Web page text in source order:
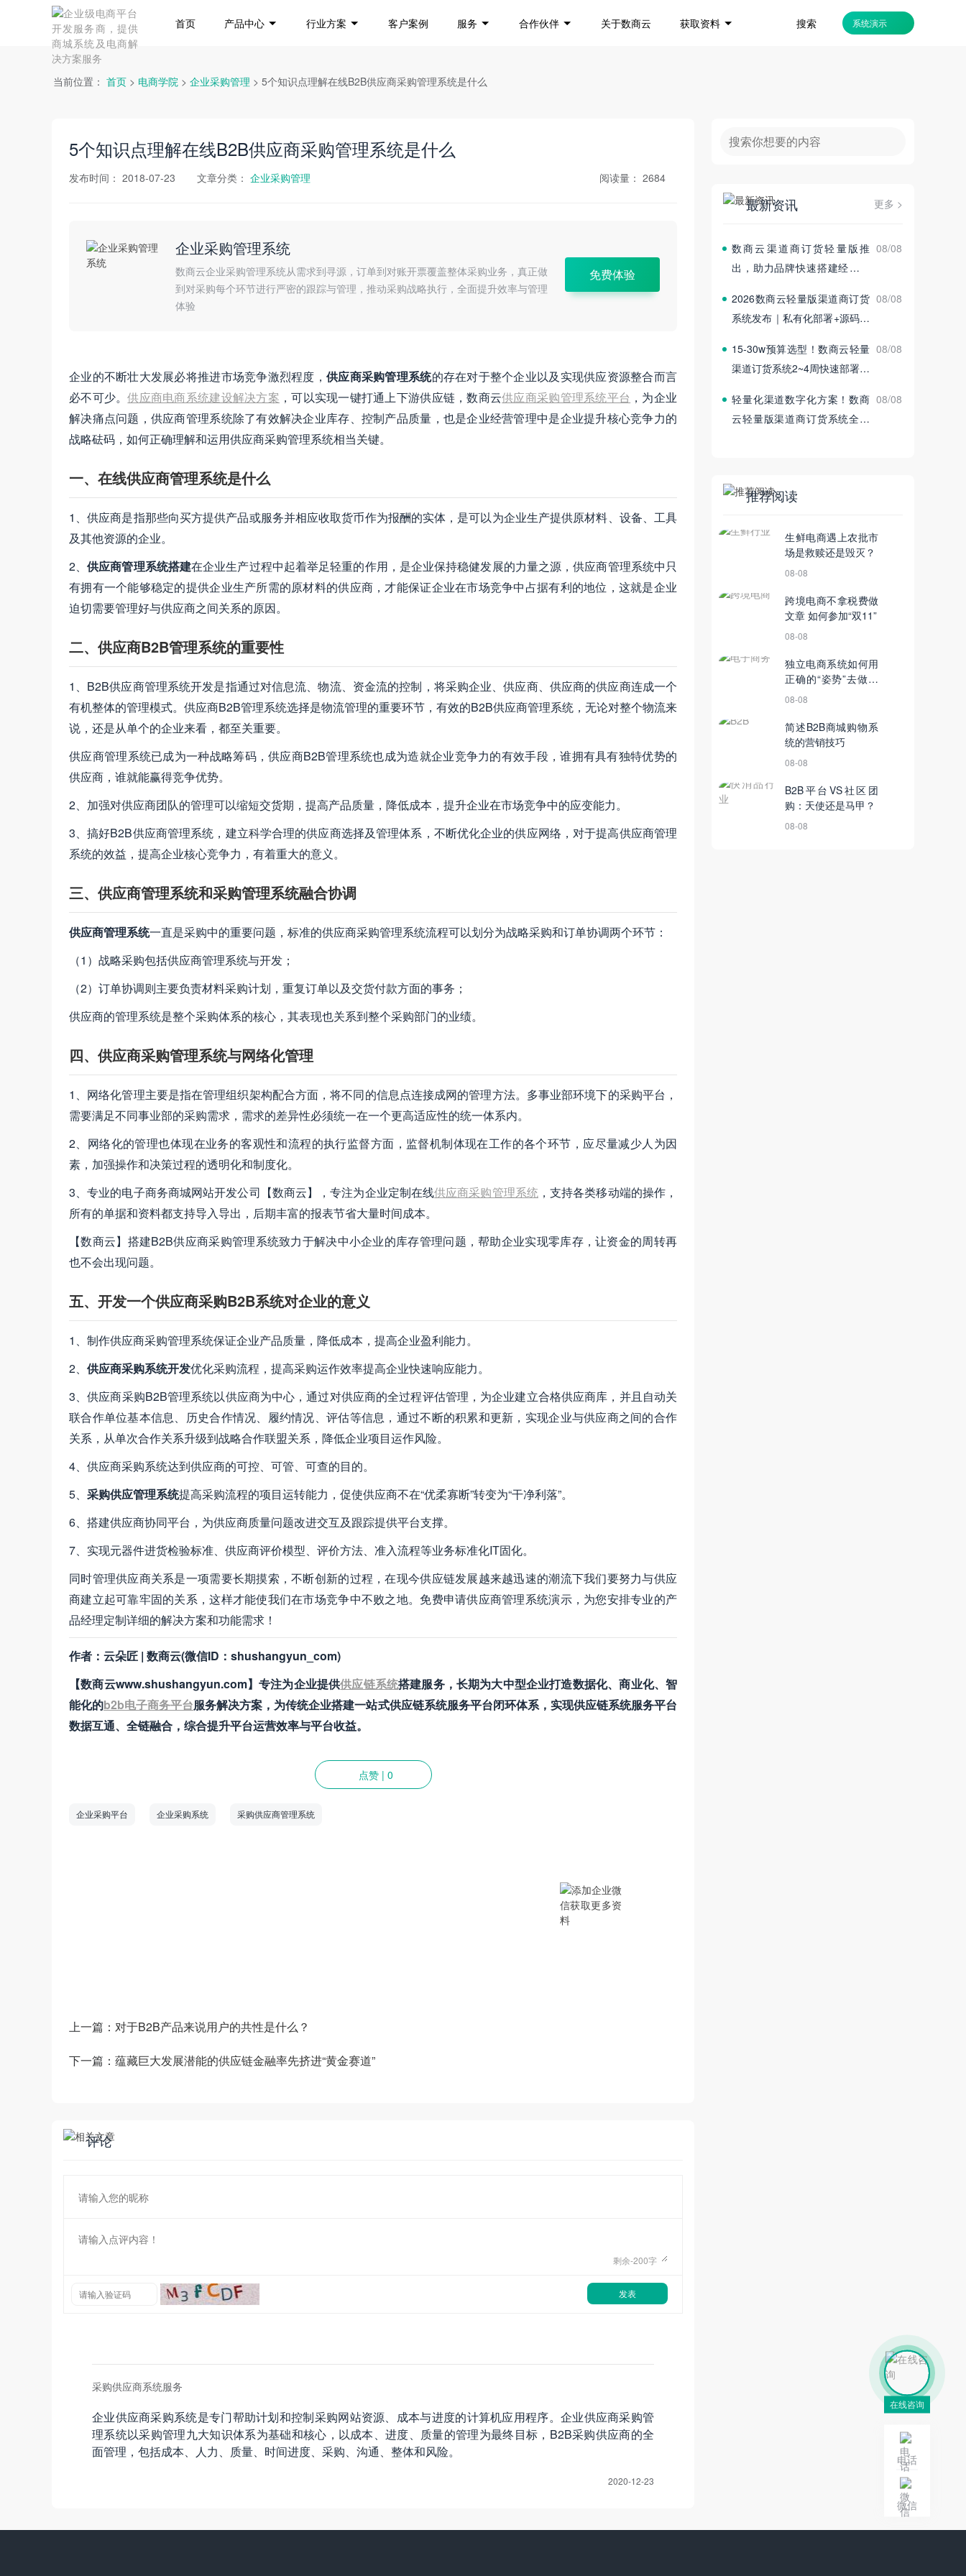
首页 产品中心 行业方案 客户案例 服务 合作伙伴 关于数商云 获取资料 搜索 系统演示
当前位置： 首页 > 电商学院 > 企业采购管理 > 5个知识点理解在线B2B供应商采购管理系统是什么
5个知识点理解在线B2B供应商采购管理系统是什么
发布时间： 2018-07-23 文章分类： 企业采购管理 阅读量： 2684
企业采购管理系统
数商云企业采购管理系统从需求到寻源，订单到对账开票覆盖整体采购业务，真正做
到对采购每个环节进行严密的跟踪与管理，推动采购战略执行，全面提升效率与管理
体验
免费体验
企业的不断壮大发展必将推进市场竞争激烈程度，供应商采购管理系统的存在对于整个企业以及实现供应资源整合而言
必不可少。供应商电商系统建设解决方案 ，可以实现一键打通上下游供应链，数商云供应商采购管理系统平台 ，为企业
解决痛点问题，供应商管理系统除了有效解决企业库存、控制产品质量，也是企业经营管理中是企业提升核心竞争力的
战略砝码，如何正确理解和运用供应商采购管理系统相当关键。
一、在线供应商管理系统是什么
1、供应商是指那些向买方提供产品或服务并相应收取货币作为报酬的实体，是可以为企业生产提供原材料、设备、工具
及其他资源的企业。
2、供应商管理系统搭建在企业生产过程中起着举足轻重的作用，是企业保持稳健发展的力量之源，供应商管理系统中只
有拥有一个能够稳定的提供企业生产所需的原材料的供应商，才能保证企业在市场竞争中占据有利的地位，这就是企业
迫切需要管理好与供应商之间关系的原因。
二、供应商B2B管理系统的重要性
1、B2B供应商管理系统开发是指通过对信息流、物流、资金流的控制，将采购企业、供应商、供应商的供应商连成一个
有机整体的管理模式。供应商B2B管理系统选择是物流管理的重要环节，有效的B2B供应商管理系统，无论对整个物流来
说，还是从单个的企业来看，都至关重要。
供应商管理系统已成为一种战略筹码，供应商B2B管理系统也成为造就企业竞争力的有效手段，谁拥有具有独特优势的
供应商，谁就能赢得竞争优势。
2、加强对供应商团队的管理可以缩短交货期，提高产品质量，降低成本，提升企业在市场竞争中的应变能力。
3、搞好B2B供应商管理系统，建立科学合理的供应商选择及管理体系，不断优化企业的供应网络，对于提高供应商管理
系统的效益，提高企业核心竞争力，有着重大的意义。
三、供应商管理系统和采购管理系统融合协调
供应商管理系统一直是采购中的重要问题，标准的供应商采购管理系统流程可以划分为战略采购和订单协调两个环节：
（1）战略采购包括供应商管理系统与开发；
（2）订单协调则主要负责材料采购计划，重复订单以及交货付款方面的事务；
供应商的管理系统是整个采购体系的核心，其表现也关系到整个采购部门的业绩。
四、供应商采购管理系统与网络化管理
1、网络化管理主要是指在管理组织架构配合方面，将不同的信息点连接成网的管理方法。多事业部环境下的采购平台，
需要满足不同事业部的采购需求，需求的差异性必须统一在一个更高适应性的统一体系内。
2、网络化的管理也体现在业务的客观性和流程的执行监督方面，监督机制体现在工作的各个环节，应尽量减少人为因
素，加强操作和决策过程的透明化和制度化。
3、专业的电子商务商城网站开发公司【数商云】，专注为企业定制在线供应商采购管理系统，支持各类移动端的操作，
所有的单据和资料都支持导入导出，后期丰富的报表节省大量时间成本。
【数商云】搭建B2B供应商采购管理系统致力于解决中小企业的库存管理问题，帮助企业实现零库存，让资金的周转再
也不会出现问题。
五、开发一个供应商采购B2B系统对企业的意义
1、制作供应商采购管理系统保证企业产品质量，降低成本，提高企业盈利能力。
2、 供应商采购系统开发优化采购流程，提高采购运作效率提高企业快速响应能力。
3、供应商采购B2B管理系统以供应商为中心，通过对供应商的全过程评估管理，为企业建立合格供应商库，并且自动关
联合作单位基本信息、历史合作情况、履约情况、评估等信息，通过不断的积累和更新，实现企业与供应商之间的合作
关系，从单次合作关系升级到战略合作联盟关系，降低企业项目运作风险。
4、供应商采购系统达到供应商的可控、可管、可查的目的。
5、 采购供应管理系统提高采购流程的项目运转能力，促使供应商不在“优柔寡断”转变为“干净利落”。
6、搭建供应商协同平台，为供应商质量问题改进交互及跟踪提供平台支撑。
7、实现元器件进货检验标准、供应商评价模型、评价方法、准入流程等业务标准化IT固化。
同时管理供应商关系是一项需要长期摸索，不断创新的过程，在现今供应链发展越来越迅速的潮流下我们要努力与供应
商建立起可靠牢固的关系，这样才能使我们在市场竞争中不败之地。免费申请供应商管理系统演示，为您安排专业的产
品经理定制详细的解决方案和功能需求！
作者：云朵匠 | 数商云(微信ID：shushangyun_com)
【数商云www.shushangyun.com】专注为企业提供供应链系统搭建服务，长期为大中型企业打造数据化、商业化、智
能化的b2b电子商务平台服务解决方案，为传统企业搭建一站式供应链系统服务平台闭环体系，实现供应链系统服务平台
数据互通、全链融合，综合提升平台运营效率与平台收益。
点赞 | 0
企业采购平台 企业采购系统 采购供应商管理系统
上一篇： 对于B2B产品来说用户的共性是什么？
下一篇： 蕴藏巨大发展潜能的供应链金融率先挤进“黄金赛道”
评论
剩余-200字
发表
采购供应商系统服务
企业供应商采购系统是专门帮助计划和控制采购网站资源、成本与进度的计算机应用程序。企业供应商采购管
理系统以采购管理九大知识体系为基础和核心，以成本、进度、质量的管理为最终目标，B2B采购供应商的全
面管理，包括成本、人力、质量、时间进度、采购、沟通、整体和风险。
2020-12-23
最新资讯 更多 >
数商云渠道商订货轻量版推
出，助力品牌快速搭建经销商
08/08
2026数商云轻量版渠道商订货
系统发布｜私有化部署+源码交
08/08
15‑30w预算选型！数商云轻量
渠道订货系统2~4周快速部署上
08/08
轻量化渠道数字化方案！数商
云轻量版渠道商订货系统全新
08/08
推荐阅读
生鲜电商遇上农批市
场是救赎还是毁灭？
08-08
跨境电商不拿税费做
文章 如何参加“双11”
08-08
独立电商系统如何用
正确的“姿势”去做好
营销？
08-08
简述B2B商城购物系
统的营销技巧
08-08
B2B平台VS社区团
购：天使还是马甲？
08-08
在线咨询
电话
微信